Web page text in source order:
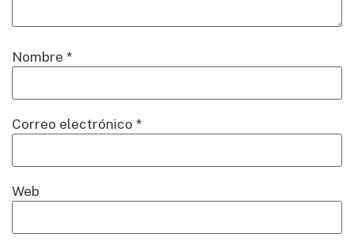
Nombre *
Correo electrónico *
Web